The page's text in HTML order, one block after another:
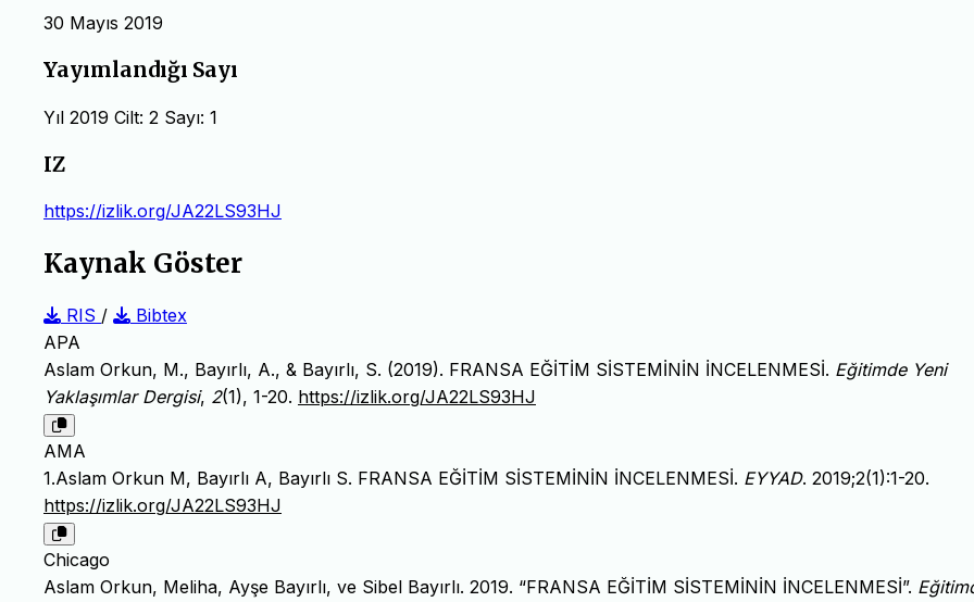
30 Mayıs 2019
Yayımlandığı Sayı
Yıl 2019 Cilt: 2 Sayı: 1
IZ
https://izlik.org/JA22LS93HJ
Kaynak Göster
RIS /
Bibtex
APA
Aslam Orkun, M., Bayırlı, A., & Bayırlı, S. (2019). FRANSA EĞİTİM SİSTEMİNİN İNCELENMESİ. Eğitimde Yeni
Yaklaşımlar Dergisi, 2(1), 1-20. https://izlik.org/JA22LS93HJ
AMA
1.Aslam Orkun M, Bayırlı A, Bayırlı S. FRANSA EĞİTİM SİSTEMİNİN İNCELENMESİ. EYYAD. 2019;2(1):1-20.
https://izlik.org/JA22LS93HJ
Chicago
Aslam Orkun, Meliha, Ayşe Bayırlı, ve Sibel Bayırlı. 2019. “FRANSA EĞİTİM SİSTEMİNİN İNCELENMESİ”.